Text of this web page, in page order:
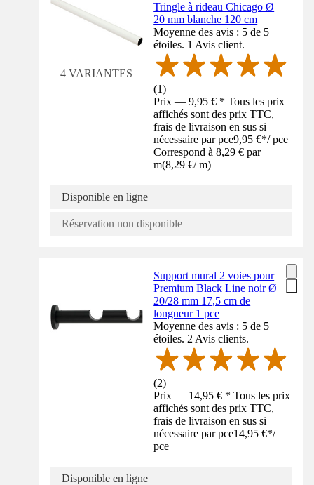
4 VARIANTES
Tringle à rideau Chicago Ø
20 mm blanche 120 cm
Moyenne des avis : 5 de 5
étoiles. 1 Avis client.
(1)
Prix — 9,95 € * Tous les prix
affichés sont des prix TTC,
frais de livraison en sus si
nécessaire par pce9,95 €*/ pce
Correspond à 8,29 € par
m(8,29 €/ m)
Disponible en ligne
Réservation non disponible
Support mural 2 voies pour
Premium Black Line noir Ø
20/28 mm 17,5 cm de
longueur 1 pce
Moyenne des avis : 5 de 5
étoiles. 2 Avis clients.
(2)
Prix — 14,95 € * Tous les prix
affichés sont des prix TTC,
frais de livraison en sus si
nécessaire par pce14,95 €*/
pce
Disponible en ligne